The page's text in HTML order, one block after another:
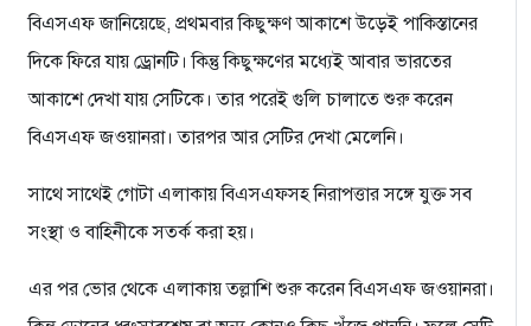
বিএসএফ জানিয়েছে, প্রথমবার কিছুক্ষণ আকাশে উড়েই পাকিস্তানের
দিকে ফিরে যায় ড্রোনটি। কিন্তু কিছুক্ষণের মধ্যেই আবার ভারতের
আকাশে দেখা যায় সেটিকে। তার পরেই গুলি চালাতে শুরু করেন
বিএসএফ জওয়ানরা। তারপর আর সেটির দেখা মেলেনি।
সাথে সাথেই গোটা এলাকায় বিএসএফসহ নিরাপত্তার সঙ্গে যুক্ত সব
সংস্থা ও বাহিনীকে সতর্ক করা হয়।
এর পর ভোর থেকে এলাকায় তল্লাশি শুরু করেন বিএসএফ জওয়ানরা।